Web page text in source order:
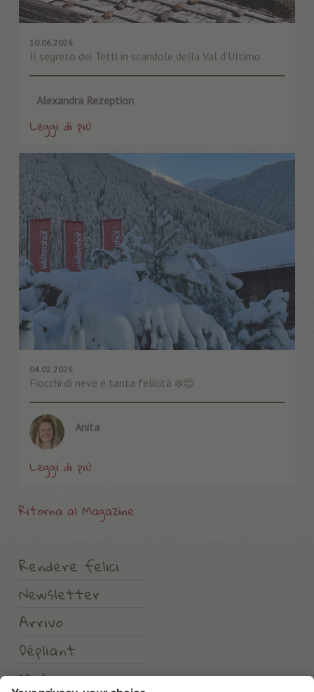
10.06.2026
Il segreto dei Tetti in scandole della Val d’Ultimo
Alexandra Rezeption
Leggi di più
04.02.2026
Fiocchi di neve e tanta felicità ❄️😍
Anita
Leggi di più
Ritorna al Magazine
Rendere felici
Newsletter
Arrivo
Dépliant
Meteo